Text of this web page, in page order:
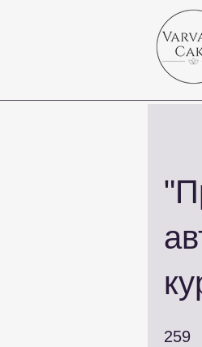
259
259 259